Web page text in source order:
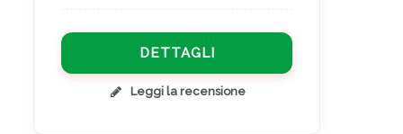
DETTAGLI
Leggi la recensione